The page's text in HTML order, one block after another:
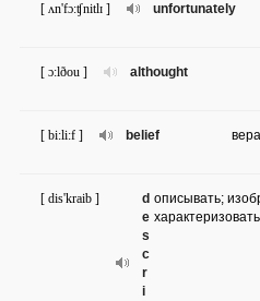
unfortunately
[ ʌn'fɔ:ʧnitlɪ ]
althought
[ ɔ:lðou ]
belief
[ bi:li:f ]
d
e
s
c
r
i
[ dis'kraib ]
описывать;
характеризовать